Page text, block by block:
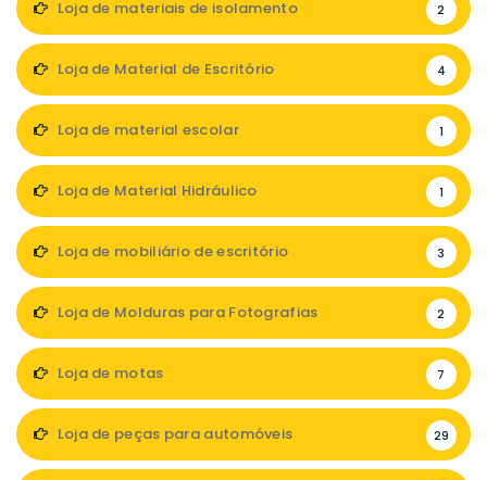
Loja de materiais de isolamento 2
Loja de Material de Escritório 4
Loja de material escolar 1
Loja de Material Hidráulico 1
Loja de mobiliário de escritório 3
Loja de Molduras para Fotografias 2
Loja de motas 7
Loja de peças para automóveis 29